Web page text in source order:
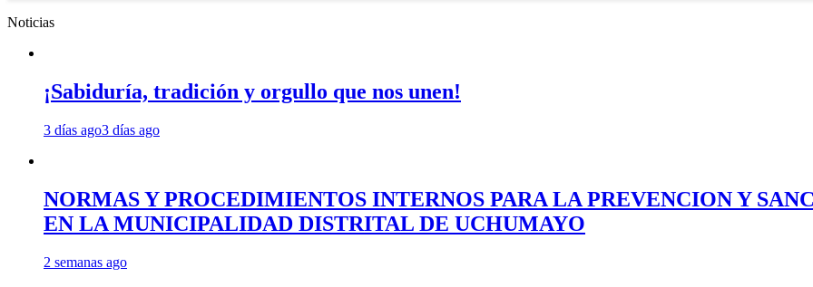
Noticias
¡Sabiduría, tradición y orgullo que nos unen!
3 días ago3 días ago
NORMAS Y PROCEDIMIENTOS INTERNOS PARA LA PREVENCION Y
EN LA MUNICIPALIDAD DISTRITAL DE UCHUMAYO
2 semanas ago